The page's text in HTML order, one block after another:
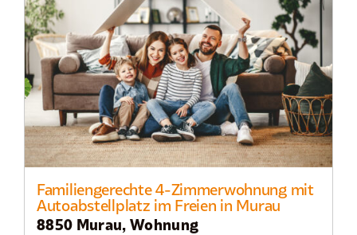
Familiengerechte 4-Zimmerwohnung mit
Autoabstellplatz im Freien in Murau
8850 Murau, Wohnung